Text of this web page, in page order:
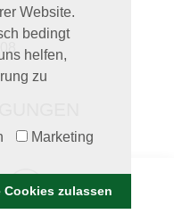
Website.
bedingt
helfen,
zu
Marketing
Cookies zulassen